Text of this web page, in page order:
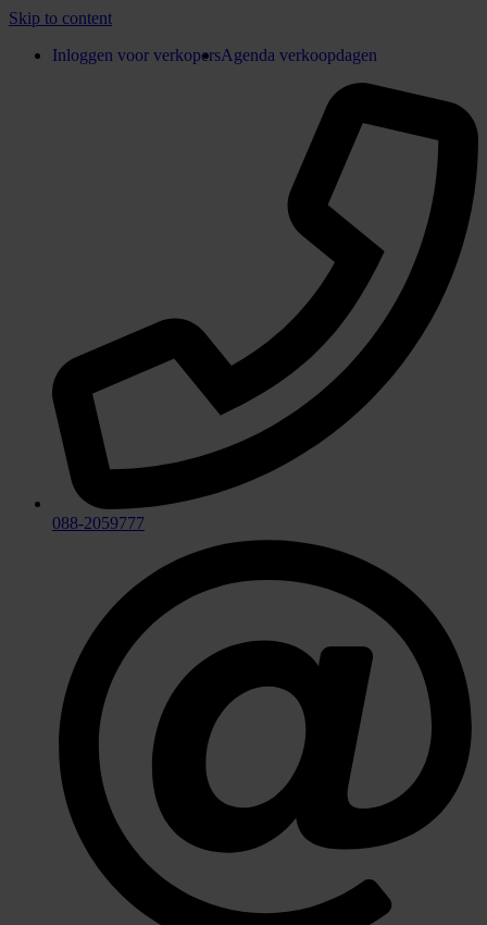
Skip to content
Inloggen voor verkopersAgenda verkoopdagen
088-2059777